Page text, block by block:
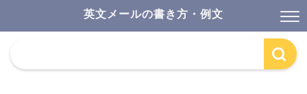
英文メールの書き方・例文